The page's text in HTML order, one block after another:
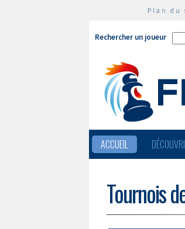
Plan du
Rechercher un joueur
ACCUEIL
Tournois